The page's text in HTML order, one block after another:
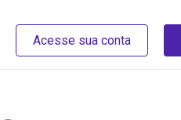
Acesse sua conta